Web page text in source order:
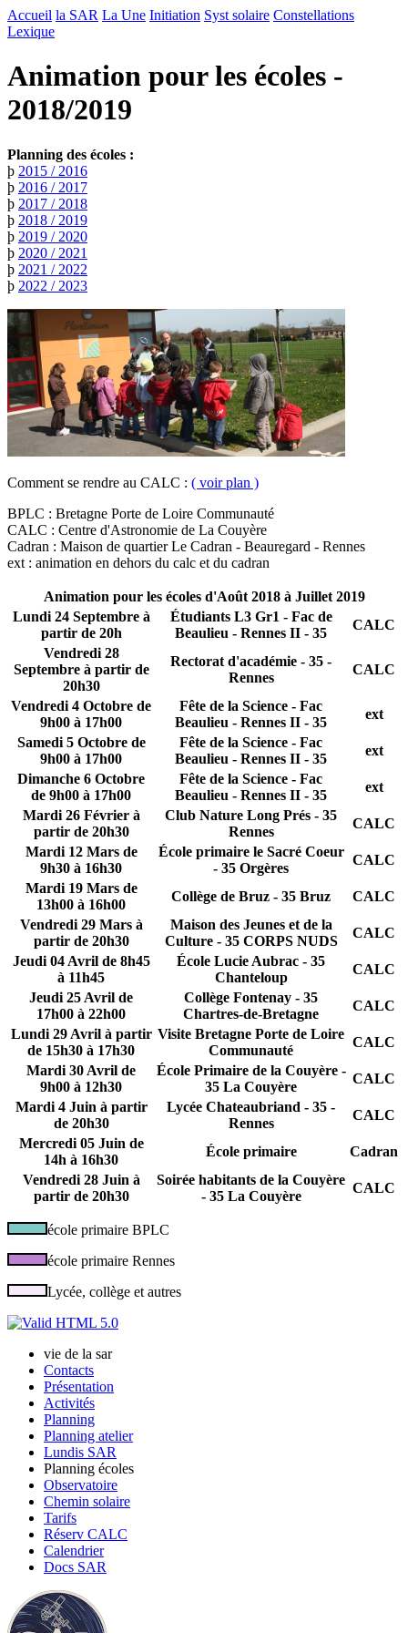
Accueil la SAR La Une Initiation Syst solaire Constellations
Lexique
Animation pour les écoles -
2018/2019
Planning des écoles :
þ 2015 / 2016
þ 2016 / 2017
þ 2017 / 2018
þ 2018 / 2019
þ 2019 / 2020
þ 2020 / 2021
þ 2021 / 2022
þ 2022 / 2023
Comment se rendre au CALC : ( voir plan )
BPLC : Bretagne Porte de Loire Communauté
CALC : Centre d'Astronomie de La Couyère
Cadran : Maison de quartier Le Cadran - Beauregard - Rennes
ext : animation en dehors du calc et du cadran
Animation pour les écoles d'Août 2018 à Juillet 2019
Lundi 24 Septembre à
partir de 20h
Étudiants L3 Gr1 - Fac de
Beaulieu - Rennes II - 35
CALC
Vendredi 28
Septembre à partir de
20h30
Rectorat d'académie - 35 -
Rennes
CALC
Vendredi 4 Octobre de
9h00 à 17h00
Fête de la Science - Fac
Beaulieu - Rennes II - 35
ext
Samedi 5 Octobre de
9h00 à 17h00
Fête de la Science - Fac
Beaulieu - Rennes II - 35
ext
Dimanche 6 Octobre
de 9h00 à 17h00
Fête de la Science - Fac
Beaulieu - Rennes II - 35
ext
Mardi 26 Février à
partir de 20h30
Club Nature Long Prés - 35
Rennes
CALC
Mardi 12 Mars de
9h30 à 16h30
École primaire le Sacré Coeur
- 35 Orgères
CALC
Mardi 19 Mars de
13h00 à 16h00
Collège de Bruz - 35 Bruz
CALC
Vendredi 29 Mars à
partir de 20h30
Maison des Jeunes et de la
Culture - 35 CORPS NUDS
CALC
Jeudi 04 Avril de 8h45
à 11h45
École Lucie Aubrac - 35
Chanteloup
CALC
Jeudi 25 Avril de
17h00 à 22h00
Collège Fontenay - 35
Chartres-de-Bretagne
CALC
Lundi 29 Avril à partir
de 15h30 à 17h30
Visite Bretagne Porte de Loire
Communauté
CALC
Mardi 30 Avril de
9h00 à 12h30
École Primaire de la Couyère -
35 La Couyère
CALC
Mardi 4 Juin à partir
de 20h30
Lycée Chateaubriand - 35 -
Rennes
CALC
Mercredi 05 Juin de
14h à 16h30
École primaire
Cadran
Vendredi 28 Juin à
partir de 20h30
Soirée habitants de la Couyère
- 35 La Couyère
CALC
école primaire BPLC
école primaire Rennes
Lycée, collège et autres
vie de la sar
Contacts
Présentation
Activités
Planning
Planning atelier
Lundis SAR
Planning écoles
Observatoire
Chemin solaire
Tarifs
Réserv CALC
Calendrier
Docs SAR